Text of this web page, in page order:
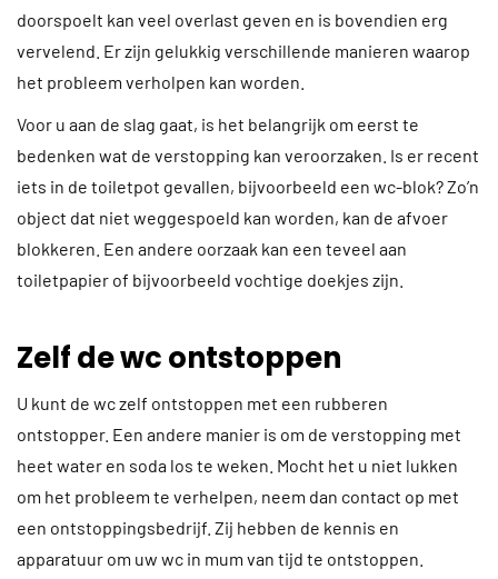
doorspoelt kan veel overlast geven en is bovendien erg
vervelend. Er zijn gelukkig verschillende manieren waarop
het probleem verholpen kan worden.
Voor u aan de slag gaat, is het belangrijk om eerst te
bedenken wat de verstopping kan veroorzaken. Is er recent
iets in de toiletpot gevallen, bijvoorbeeld een wc-blok? Zo’n
object dat niet weggespoeld kan worden, kan de afvoer
blokkeren. Een andere oorzaak kan een teveel aan
toiletpapier of bijvoorbeeld vochtige doekjes zijn.
Zelf de wc ontstoppen
U kunt de wc zelf ontstoppen met een rubberen
ontstopper. Een andere manier is om de verstopping met
heet water en soda los te weken. Mocht het u niet lukken
om het probleem te verhelpen, neem dan contact op met
een ontstoppingsbedrijf. Zij hebben de kennis en
apparatuur om uw wc in mum van tijd te ontstoppen.